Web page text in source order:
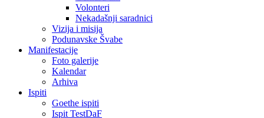
Volonteri
Nekadašnji saradnici
Vizija i misija
Podunavske Švabe
Manifestacije
Foto galerije
Kalendar
Arhiva
Ispiti
Goethe ispiti
Ispit TestDaF